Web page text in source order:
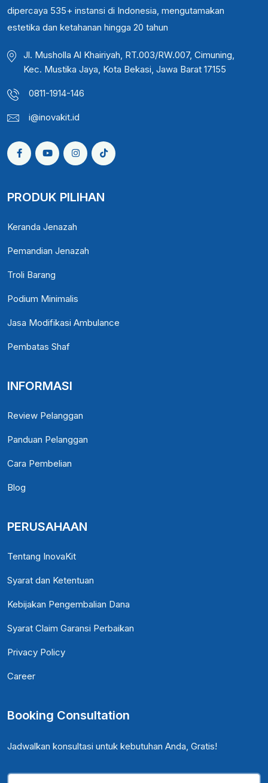
dipercaya 535+ instansi di Indonesia, mengutamakan
estetika dan ketahanan hingga 20 tahun
Jl. Musholla Al Khairiyah, RT.003/RW.007, Cimuning,
Kec. Mustika Jaya, Kota Bekasi, Jawa Barat 17155
0811-1914-146
i@inovakit.id
PRODUK PILIHAN
Keranda Jenazah
Pemandian Jenazah
Troli Barang
Podium Minimalis
Jasa Modifikasi Ambulance
Pembatas Shaf
INFORMASI
Review Pelanggan
Panduan Pelanggan
Cara Pembelian
Blog
PERUSAHAAN
Tentang InovaKit
Syarat dan Ketentuan
Kebijakan Pengembalian Dana
Syarat Claim Garansi Perbaikan
Privacy Policy
Career
Booking Consultation
Jadwalkan konsultasi untuk kebutuhan Anda, Gratis!